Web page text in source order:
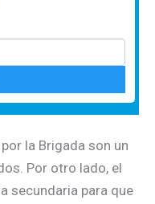
la Brigada son un
Por otro lado, el
secundaria para que